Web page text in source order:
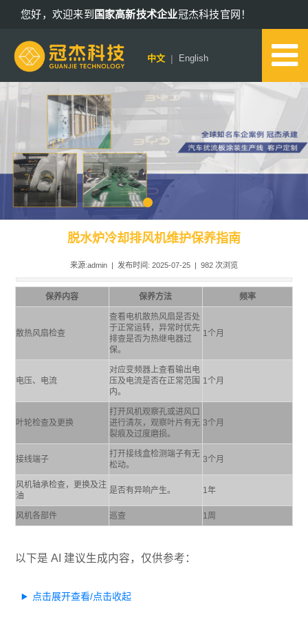
您好，欢迎来到 国家高新技术企业冠杰科技官网！
13802578652
中文 | English
脱水炉冷却排风机维护保养指南
来源:admin | 发布时间: 2025-07-25 | 982 次浏览
保养内容 保养方法 频率
散热风扇检查
查看电机散热风扇是否处
于正常运转，异常时优先
排查是否为热继电器过
保。
1个月
电压、电流
对应变频器上查看输出电
压及电流是否在正常范围
内。
1个月
叶轮检查及更换
打开风机观察孔或进风口
进行清灰，观察叶片有无
裂痕及过度磨损。
3个月
接线端子
打开接线盒检测端子有无
松动。
3个月
风机轴承检查，更换及注
油
是否有异响产生。 1年
风机各部件 巡查 1周
以下是 AI 建议生成内容，仅供参考：
点击展开查看/点击收起